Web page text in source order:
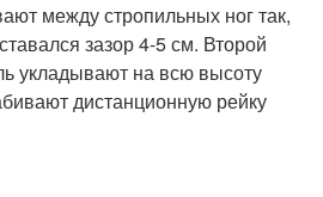
между стропильных ног так,
зазор 4-5 см. Второй
укладывают на всю высоту
дистанционную рейку